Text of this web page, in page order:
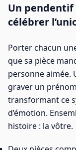
Un pendentif
célébrer
Porter chacun
que sa pièce
personne aimée.
graver un
transformant ce
d’émotion.
histoire : la vôtre.